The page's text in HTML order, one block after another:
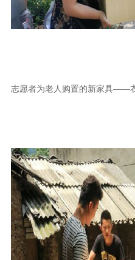
志愿者为老人购置的新家具——